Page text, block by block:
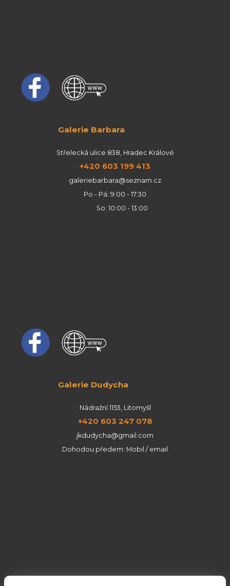
Galerie Barbara
Střelecká ulice 838, Hradec Králové
+420 603 199 413
galeriebarbara@seznam.cz
Po - Pá: 9:00 - 17:30
So: 10:00 - 13:00
Galerie Dudycha
Nádražní 1153, Litomyšl
+420 603 247 078
jkdudycha@gmail.com
Dohodou předem: Mobil / email